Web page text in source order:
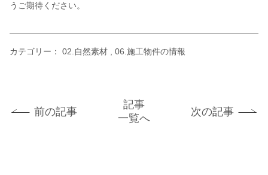
うご期待ください。
カテゴリー： 02.自然素材 06.施工物件の情報
前の記事
記事
一覧へ
次の記事